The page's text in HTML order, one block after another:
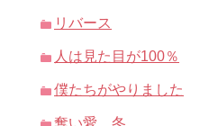
リバース
人は見た目が100％
僕たちがやりました
奪い愛、冬